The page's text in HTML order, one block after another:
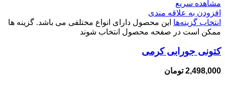
مشاهده سریع
افزودن به علاقه مندی
انتخاب گزینه‌ها این محصول دارای انواع مختلفی می باشد. گزینه ها
ممکن است در صفحه محصول انتخاب شوند
کتونی جورابی کرمی
2,498,000 تومان